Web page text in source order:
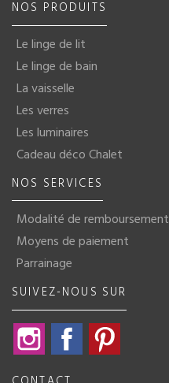
NOS PRODUITS
Le linge de lit
Le linge de bain
La vaisselle
Les verres
Les luminaires
Cadeau déco Chalet
NOS SERVICES
Modalité de remboursement
Moyens de paiement
Parrainage
SUIVEZ-NOUS SUR
InstagramFacebook